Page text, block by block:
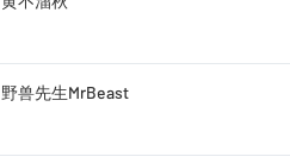
野兽先生MrBeast